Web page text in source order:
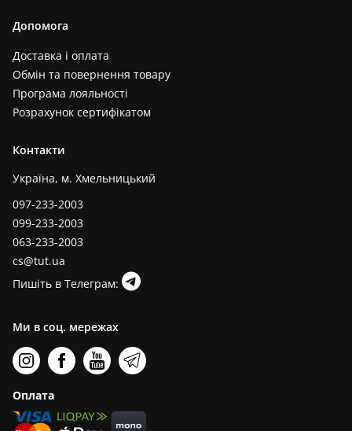
Допомога
Доставка і оплата
Обмін та повернення товару
Програма лояльності
Розрахунок сертифікатом
Контакти
Україна, м. Хмельницький
097-233-2003
099-233-2003
063-233-2003
cs@tut.ua
Пишіть в Телеграм:
Ми в соц. мережах
Оплата